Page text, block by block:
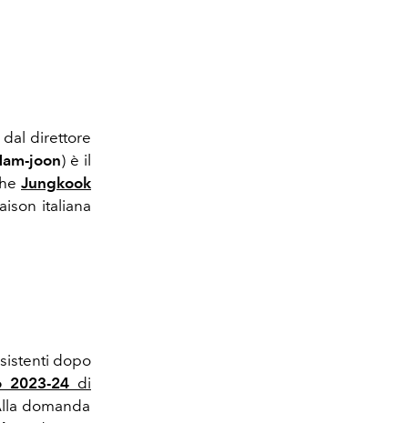
direttore
joon) è il
Jungkook
italiana
dopo
2023-24 di
domanda